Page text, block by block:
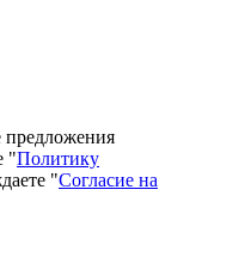
предложения
"Политику
"Согласие на